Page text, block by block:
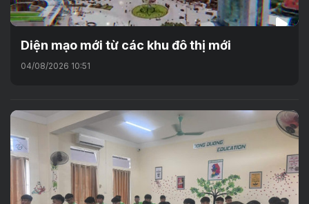
Diện mạo mới từ các khu đô thị mới
04/08/2026 10:51